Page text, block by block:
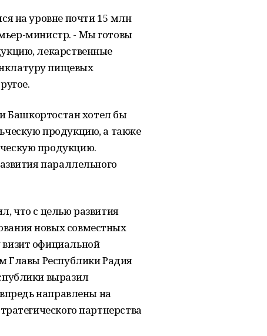
на уровне почти 15 млн
министр. - Мы готовы
лекарственные
пищевых
Башкортостан хотел бы
продукцию, а также
продукцию.
параллельного
что с целью развития
новых совместных
официальной
Главы Республики Радия
выразил
направлены на
партнерства